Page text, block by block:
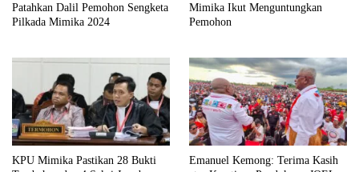
Patahkan Dalil Pemohon Sengketa
Pilkada Mimika 2024
Mimika Ikut Menguntungkan
Pemohon
KPU Mimika Pastikan 28 Bukti
Emanuel Kemong: Terima Kasih